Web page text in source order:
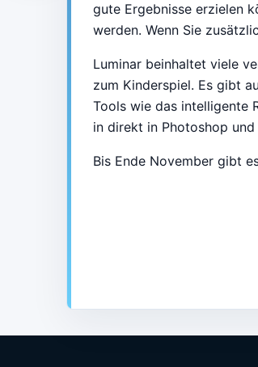
gute Ergebnisse erzielen
werden. Wenn Sie
Luminar beinhaltet viele
zum Kinderspiel. Es gibt
Tools wie das intelligente
in direkt in Photoshop
Bis Ende November gibt